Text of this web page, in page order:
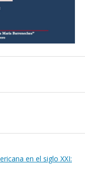
en el siglo XXI: